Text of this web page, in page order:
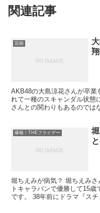
関連記事
芸能
AKB48の大島涼花さんが卒業
れて一種のスキャンダル状態
さんとの関わりもあるのでは
爆報！THEフライデー
堀ちえみが病気？ 堀ちえみ
トキャラバンで優勝して15
です。 38年前にドラマ『ス